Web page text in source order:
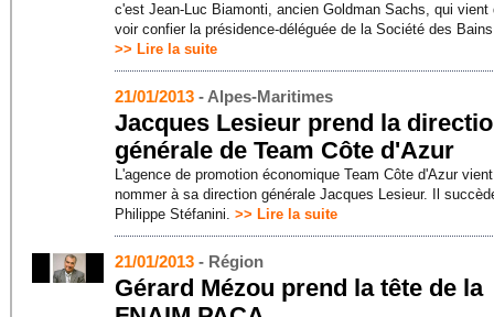
c'est Jean-Luc Biamonti, ancien Goldman Sachs, qui vient
voir confier la présidence-déléguée de la Société des
>> Lire la suite
21/01/2013 - Alpes-Maritimes
Jacques Lesieur prend la
générale de Team Côte d'Azur
L'agence de promotion économique Team Côte d'Azur
nommer à sa direction générale Jacques Lesieur. Il
Philippe Stéfanini. >> Lire la suite
21/01/2013 - Région
Gérard Mézou prend la tête de la